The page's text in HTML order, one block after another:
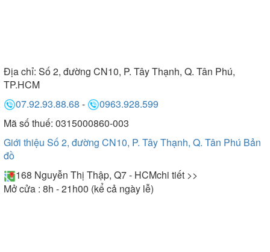
Địa chỉ: Số 2, đường CN10, P. Tây Thạnh, Q. Tân Phú,
TP.HCM
07.92.93.88.68 -
0963.928.599
Mã số thuế: 0315000860-003
Giới thiệu Số 2, đường CN10, P. Tây Thạnh, Q. Tân Phú Bản
đồ
168 Nguyễn Thị Thập, Q7 - HCMchi tiết >>
Mở cửa : 8h - 21h00 (kể cả ngày lễ)